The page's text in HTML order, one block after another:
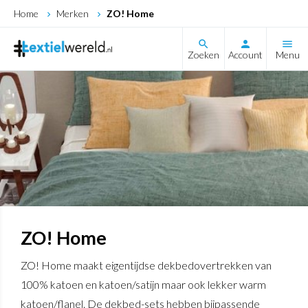
Home Merken ZO! Home
Zoeken Account Menu
ZO! Home
ZO! Home maakt eigentijdse dekbedovertrekken van
100% katoen en katoen/satijn maar ook lekker warm
katoen/flanel. De dekbed-sets hebben bijpassende